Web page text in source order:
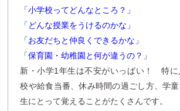
「小学校ってどんなところ？」
「どんな授業をうけるのかな」
「お友だちと仲良くできるかな」
「保育園・幼稚園と何が違うの？」
新・小学1年生は不安がいっぱい！ 特に
校や給食当番、休み時間の過ごし方、学
生にとって覚えることがたくさんです。